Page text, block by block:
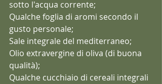
sotto l'acqua corrente;
Qualche foglia di aromi secondo il
gusto personale;
Sale integrale del mediterraneo;
Olio extravergine di oliva (di buona
qualità);
Qualche cucchiaio di cereali integrali